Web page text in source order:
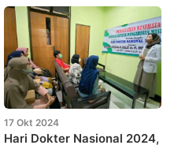
17 Okt 2024
Hari Dokter Nasional 2024,